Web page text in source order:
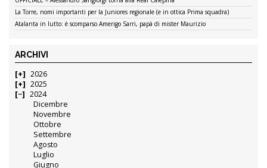
La Torre, nomi importanti per la Juniores regionale (e in ottica Prima squadra)
Atalanta in lutto: è scomparso Amerigo Sarri, papà di mister Maurizio
ARCHIVI
2026
2025
2024
Dicembre
Novembre
Ottobre
Settembre
Agosto
Luglio
Giugno